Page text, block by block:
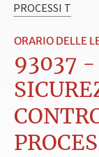
PROCESSI T
ORARIO DELLE
93037 -